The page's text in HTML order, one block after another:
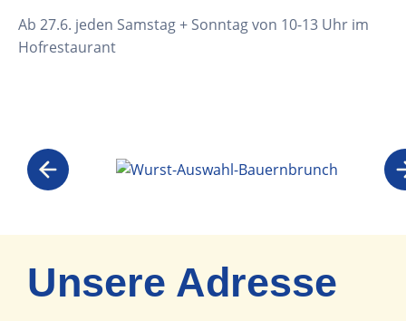
Ab 27.6. jeden Samstag + Sonntag von 10-13 Uhr im
Hofrestaurant
Unsere Adresse